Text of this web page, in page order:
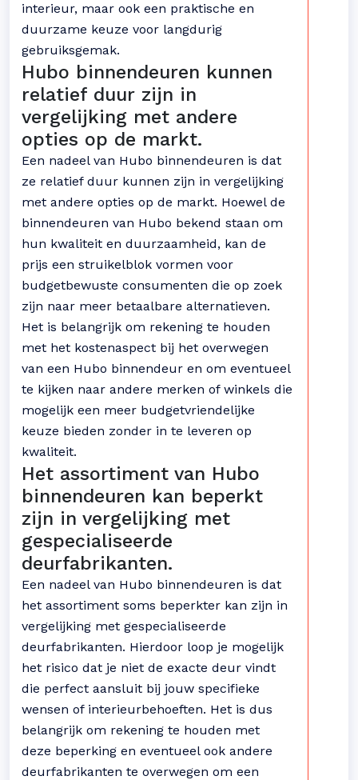
interieur, maar ook een praktische en
duurzame keuze voor langdurig
gebruiksgemak.
Hubo binnendeuren kunnen
relatief duur zijn in
vergelijking met andere
opties op de markt.
Een nadeel van Hubo binnendeuren is dat
ze relatief duur kunnen zijn in vergelijking
met andere opties op de markt. Hoewel de
binnendeuren van Hubo bekend staan om
hun kwaliteit en duurzaamheid, kan de
prijs een struikelblok vormen voor
budgetbewuste consumenten die op zoek
zijn naar meer betaalbare alternatieven.
Het is belangrijk om rekening te houden
met het kostenaspect bij het overwegen
van een Hubo binnendeur en om eventueel
te kijken naar andere merken of winkels die
mogelijk een meer budgetvriendelijke
keuze bieden zonder in te leveren op
kwaliteit.
Het assortiment van Hubo
binnendeuren kan beperkt
zijn in vergelijking met
gespecialiseerde
deurfabrikanten.
Een nadeel van Hubo binnendeuren is dat
het assortiment soms beperkter kan zijn in
vergelijking met gespecialiseerde
deurfabrikanten. Hierdoor loop je mogelijk
het risico dat je niet de exacte deur vindt
die perfect aansluit bij jouw specifieke
wensen of interieurbehoeften. Het is dus
belangrijk om rekening te houden met
deze beperking en eventueel ook andere
deurfabrikanten te overwegen om een